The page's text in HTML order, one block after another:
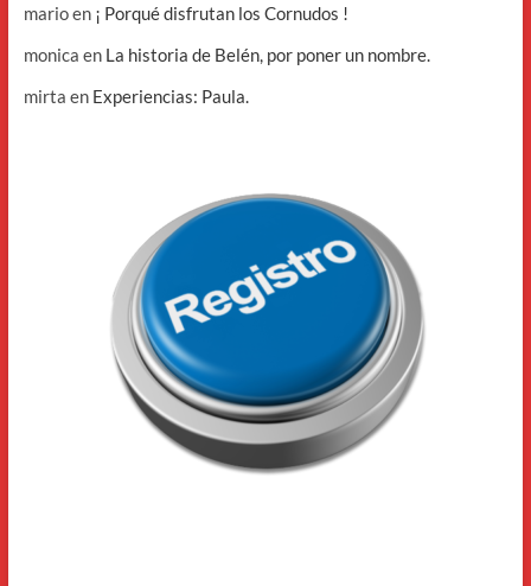
marioen ¡ Porqué disfrutan los Cornudos !
monica en La historia de Belén, por poner un nombre.
mirta en Experiencias: Paula.